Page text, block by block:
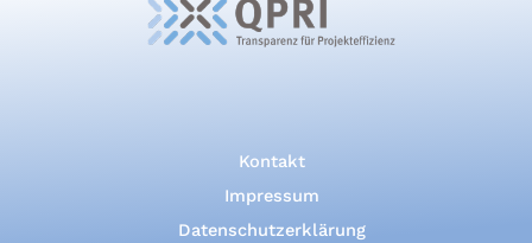
Kontakt
Impressum
Datenschutzerklärung